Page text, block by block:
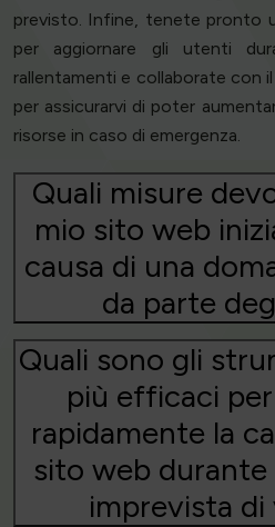
previsto. Infine, tenete pronto
per aggiornare gli utenti
rallentamenti e collaborate con
per assicurarvi di poter
risorse in caso di emergenza.
Quali misure
mio sito web
causa di una
da parte
Quali sono gli
più efficaci
rapidamente la
sito web
imprevista